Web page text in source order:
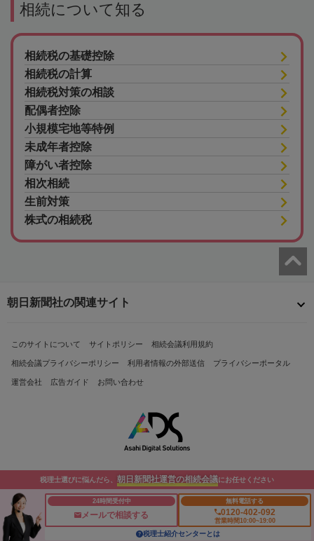
相続について知る
相続税の基礎控除
相続税の計算
相続税対策の相談
配偶者控除
小規模宅地等特例
未成年者控除
障がい者控除
相次相続
生前対策
株式の相続税
税理士選びに悩んだら、 朝日新聞社運営の相続会議にお任せください
24時間受付中
メールで相談する
無料電話する
0120-402-092
営業時間10:00~19:00
税理士紹介センターとは
朝日新聞社の関連サイト
このサイトについて サイトポリシー 相続会議利用規約
相続会議プライバシーポリシー 利用者情報の外部送信 プライバシーポータル
運営会社 広告ガイド お問い合わせ
Copyright© The Asahi Shimbun Company. All Rights Reserved.